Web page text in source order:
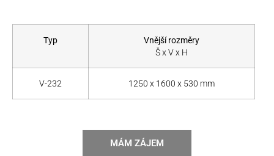
Typ
Vnější rozměry
Š x V x H
V-232 1250 x 1600 x 530 mm
MÁM ZÁJEM